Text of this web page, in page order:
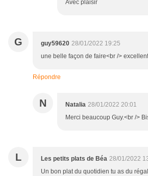
Avec plaisir
G guy59620 28/01/2022 19:25
une belle façon de faire<br />
Répondre
N Natalia 28/01/2022 20:01
Merci beaucoup Guy.<br />
L Les petits plats de Béa 28/01/2022
Un bon plat du quotidien tu as du